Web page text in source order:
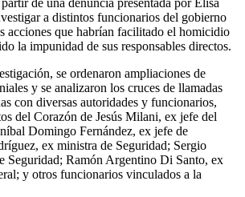
de una denuncia presentada por Elisa
a distintos funcionarios del gobierno
acciones que habrían facilitado el homicidio
la impunidad de sus responsables directos.
se ordenaron ampliaciones de
y se analizaron los cruces de llamadas
con diversas autoridades y funcionarios,
del Corazón de Jesús Milani, ex jefe del
Domingo Fernández, ex jefe de
ex ministra de Seguridad; Sergio
Seguridad; Ramón Argentino Di Santo, ex
y otros funcionarios vinculados a la